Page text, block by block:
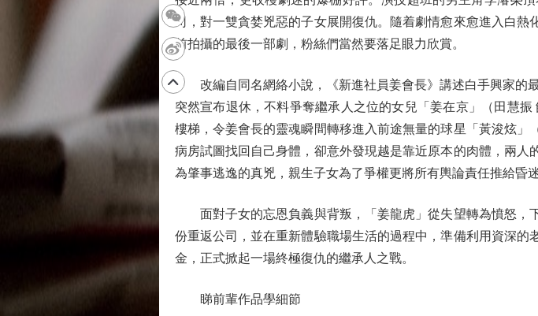
司，對一雙貪婪兇惡的子女展開復仇。隨着劇情愈來愈進入白
前拍攝的最後一部劇，粉絲們當然要落足眼力欣賞。
改編自同名網絡小說，《新進社員姜會長》講述白手興家的最
突然宣布退休，不料爭奪繼承人之位的女兒「姜在京」（田慧
樓梯，令姜會長的靈魂瞬間轉移進入前途無量的球星「黃浚炫
病房試圖找回自己身體，卻意外發現越是靠近原本的肉體，兩
為肇事逃逸的真兇，親生子女為了爭權更將所有輿論責任推給昏
面對子女的忘恩負義與背叛，「姜龍虎」從失望轉為憤怒，
份重返公司，並在重新體驗職場生活的過程中，準備利用資深
金，正式掀起一場終極復仇的繼承人之戰。
睇前輩作品學細節